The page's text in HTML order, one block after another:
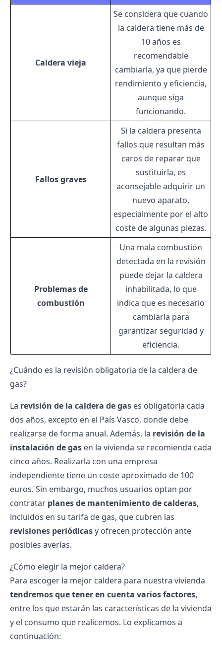
Caldera vieja
Se considera que cuando
la caldera tiene más de
10 años es
recomendable
cambiarla, ya que pierde
rendimiento y eficiencia,
aunque siga
funcionando.
Fallos graves
Si la caldera presenta
fallos que resultan más
caros de reparar que
sustituirla, es
aconsejable adquirir un
nuevo aparato,
especialmente por el alto
coste de algunas piezas.
Problemas de
combustión
Una mala combustión
detectada en la revisión
puede dejar la caldera
inhabilitada, lo que
indica que es necesario
cambiarla para
garantizar seguridad y
eficiencia.
¿Cuándo es la revisión obligatoria de la caldera de
gas?
La revisión de la caldera de gas es obligatoria cada
dos años, excepto en el País Vasco, donde debe
realizarse de forma anual. Además, la revisión de la
instalación de gas en la vivienda se recomienda cada
cinco años. Realizarla con una empresa
independiente tiene un coste aproximado de 100
euros. Sin embargo, muchos usuarios optan por
contratar planes de mantenimiento de calderas,
incluidos en su tarifa de gas, que cubren las
revisiones periódicasy ofrecen protección ante
posibles averías.
¿Cómo elegir la mejor caldera?
Para escoger la mejor caldera para nuestra vivienda
tendremos que tener en cuenta varios factores,
entre los que estarán las características de la vivienda
y el consumo que realicemos. Lo explicamos a
continuación: